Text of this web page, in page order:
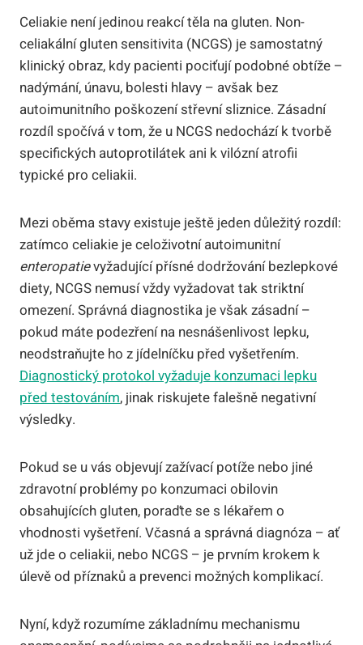
Celiakie není jedinou reakcí těla na gluten. Non-
celiakální gluten sensitivita (NCGS) je samostatný
klinický obraz, kdy pacienti pociťují podobné obtíže –
nadýmání, únavu, bolesti hlavy – avšak bez
autoimunitního poškození střevní sliznice. Zásadní
rozdíl spočívá v tom, že u NCGS nedochází k tvorbě
specifických autoprotilátek ani k vilózní atrofii
typické pro celiakii.
Mezi oběma stavy existuje ještě jeden důležitý rozdíl:
zatímco celiakie je celoživotní autoimunitní
enteropatievyžadující přísné dodržování bezlepkové
diety, NCGS nemusí vždy vyžadovat tak striktní
omezení. Správná diagnostika je však zásadní –
pokud máte podezření na nesnášenlivost lepku,
neodstraňujte ho z jídelníčku před vyšetřením.
Diagnostický protokol vyžaduje konzumaci lepku
před testováním, jinak riskujete falešně negativní
výsledky.
Pokud se u vás objevují zažívací potíže nebo jiné
zdravotní problémy po konzumaci obilovin
obsahujících gluten, poraďte se s lékařem o
vhodnosti vyšetření. Včasná a správná diagnóza – ať
už jde o celiakii, nebo NCGS – je prvním krokem k
úlevě od příznaků a prevenci možných komplikací.
Nyní, když rozumíme základnímu mechanismu